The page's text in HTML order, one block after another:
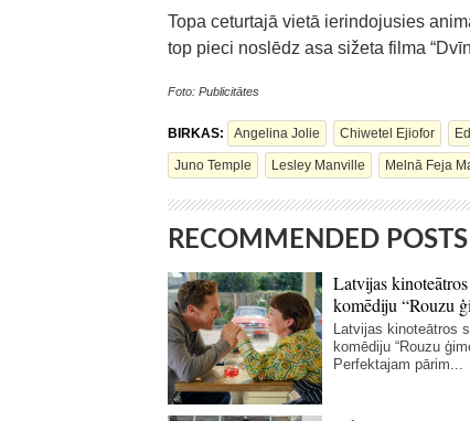
Topa ceturtajā vietā ierindojusies
top pieci noslēdz asa sižeta filma
Foto: Publicitātes
BIRKAS: Angelina Jolie Chiwetel Ejiofor
Juno Temple Lesley Manville Melnā Feja
RECOMMENDED POSTS
Latvijas
komēdiju “Rouzu
Latvijas kinoteātros
komēdiju “Rouzu
Perfektajam pārim...